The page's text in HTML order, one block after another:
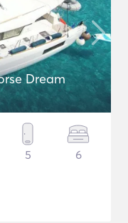
Dream
5 6